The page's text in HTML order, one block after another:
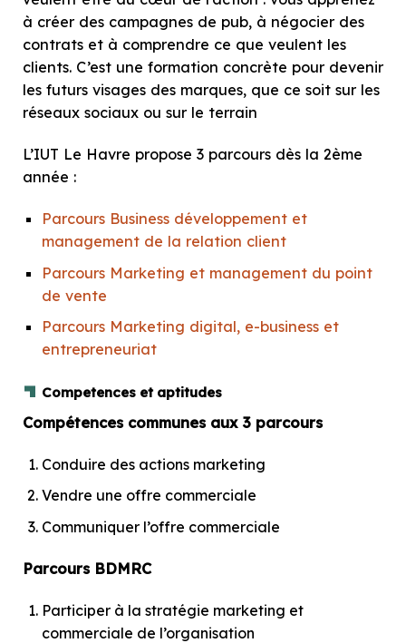
à créer des campagnes de pub, à négocier des
contrats et à comprendre ce que veulent les
clients. C’est une formation concrète pour devenir
les futurs visages des marques, que ce soit sur les
réseaux sociaux ou sur le terrain
L’IUT Le Havre propose 3 parcours dès la 2ème
année :
Parcours Business développement et
management de la relation client
Parcours Marketing et management du point
de vente
Parcours Marketing digital, e-business et
entrepreneuriat
Competences et aptitudes
Compétences communes aux 3 parcours
Conduire des actions marketing
Vendre une offre commerciale
Communiquer l’offre commerciale
Parcours BDMRC
Participer à la stratégie marketing et
commerciale de l’organisation